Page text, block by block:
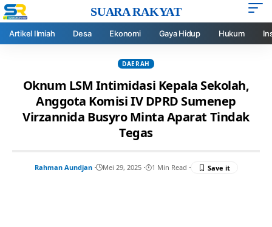
SUARA RAKYAT
Artikel Ilmiah Desa Ekonomi Gaya Hidup Hukum
DAERAH
Oknum LSM Intimidasi Kepala Sekolah,
Anggota Komisi IV DPRD Sumenep
Virzannida Busyro Minta Aparat Tindak
Tegas
Rahman Aundjan Mei 29, 2025 1 Min Read